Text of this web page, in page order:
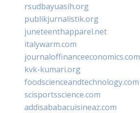
rsudbayuasih.org
publikjurnalistik.org
juneteenthapparel.net
italywarm.com
journaloffinanceeconomics.com
kvk-kumari.org
foodscienceandtechnology.com
scisportsscience.com
addisababacuisineaz.com